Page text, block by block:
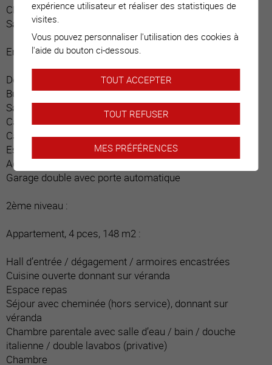
Chambre (borgne)
Salle d’eau / douche
Entrée Est :
Dégagement hall
Buanderie
Salle d’eau
Cave
Carnotzet – abri PC
Escalier menant à l’étage
Accès à l’appartement du même niveau
Garage double avec porte automatique
2ème niveau :
Appartement, 4 pces, 148 m2 :
Hall d’entrée / dégagement / armoires encastrées
Cuisine ouverte donnant sur véranda
Espace repas
Séjour avec cheminée (hors service), donnant sur
véranda
Chambre parentale avec salle d’eau / bain / douche
italienne / double lavabos (privative)
Chambre
expérience utilisateur et réaliser des statistiques de
visites.
Vous pouvez personnaliser l'utilisation des cookies à
l'aide du bouton ci-dessous.
TOUT ACCEPTER
TOUT REFUSER
MES PRÉFÉRENCES